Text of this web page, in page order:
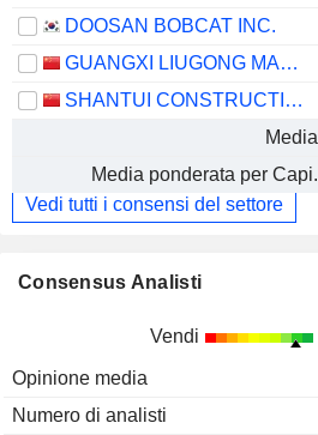
DOOSAN BOBCAT INC.
GUANGXI LIUGONG MACHINERY CO., LTD.
SHANTUI CONSTRUCTION MACHINERY CO., LTD.
Media
Media ponderata per Capi.
Vedi tutti i consensi del settore
Consensus Analisti
Vendi
Opinione media
Numero di analisti